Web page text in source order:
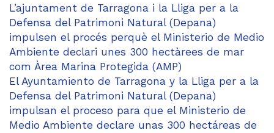
L’ajuntament de Tarragona i la Lliga per a la
Defensa del Patrimoni Natural (Depana)
impulsen el procés perquè el Ministerio de Medio
Ambiente declari unes 300 hectàrees de mar
com Àrea Marina Protegida (AMP)
El Ayuntamiento de Tarragona y la Lliga per a la
Defensa del Patrimoni Natural (Depana)
impulsan el proceso para que el Ministerio de
Medio Ambiente declare unas 300 hectáreas de